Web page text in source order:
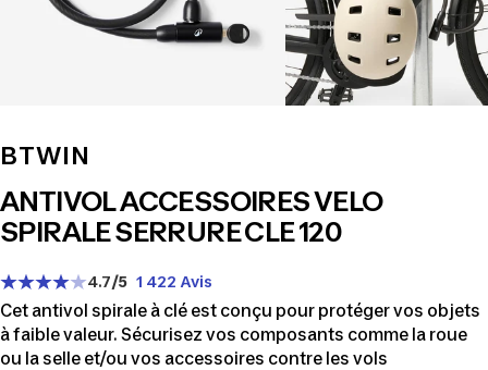
BTWIN
ANTIVOL ACCESSOIRES VELO
SPIRALE SERRURE CLE 120
4.7/5 1 422 Avis
Cet antivol spirale à clé est conçu pour protéger vos objets
à faible valeur. Sécurisez vos composants comme la roue
ou la selle et/ou vos accessoires contre les vols